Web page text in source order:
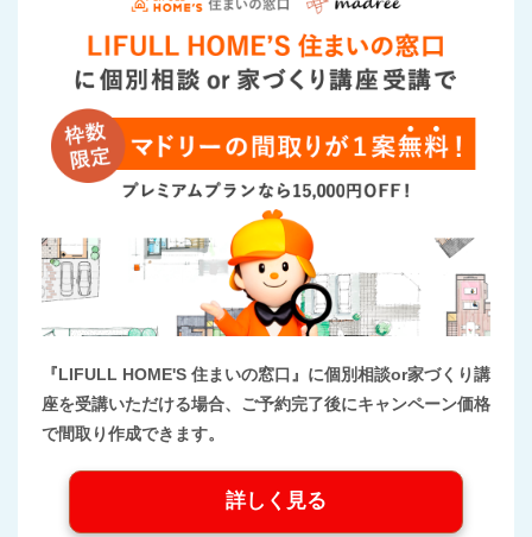
『LIFULL HOME'S 住まいの窓口』に個別相談or家づくり講
座を受講いただける場合、ご予約完了後にキャンペーン価格
で間取り作成できます。
詳しく見る